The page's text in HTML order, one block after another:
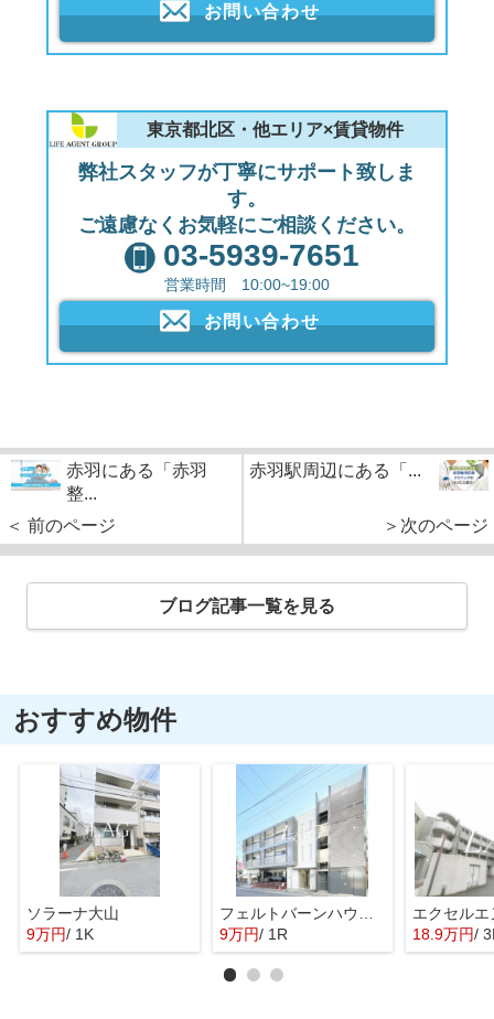
お問い合わせ
東京都北区・他エリア×賃貸物件
弊社スタッフが丁寧にサポート致しま
す。
ご遠慮なくお気軽にご相談ください。
03-5939-7651
営業時間 10:00~19:00
お問い合わせ
赤羽にある「赤羽
整...
＜ 前のページ
赤羽駅周辺にある「...
＞次のページ
ブログ記事一覧を見る
おすすめ物件
ソラーナ大山
9万円/ 1K
フェルトバーンハウス新江古田
9万円/ 1R
エクセルエ
18.9万円/